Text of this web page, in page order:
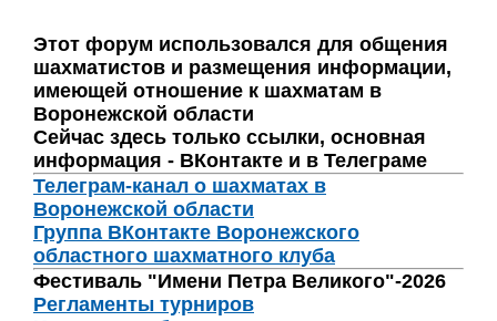
Этот форум использовался для общения
шахматистов и размещения информации,
имеющей отношение к шахматам в
Воронежской области
Сейчас здесь только ссылки, основная
информация - ВКонтакте и в Телеграме
Телеграм-канал о шахматах в
Воронежской области
Группа ВКонтакте Воронежского
областного шахматного клуба
Фестиваль "Имени Петра Великого"-2026
Регламенты турниров